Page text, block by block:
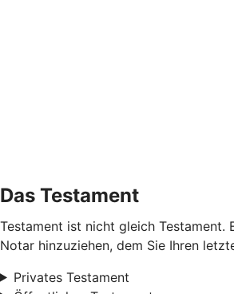
Das Testament
Testament ist nicht gleich Testament.
Notar hinzuziehen, dem Sie Ihren
Privates Testament